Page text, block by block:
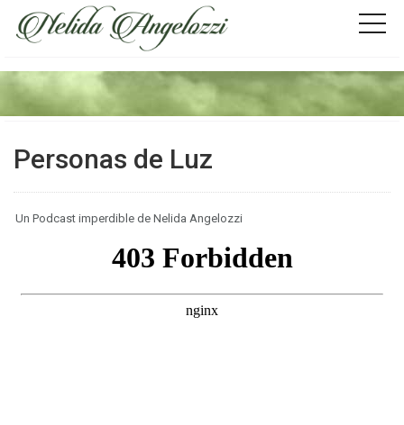
Personas de Luz
Un Podcast imperdible de Nelida Angelozzi